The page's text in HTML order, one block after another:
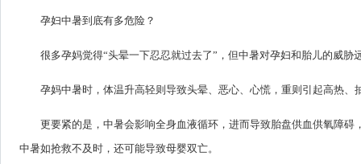
孕妇中暑到底有多危险？
很多孕妈觉得“头晕一下忍忍就过去了”，但中暑对孕妇和胎儿的威胁
孕妈中暑时，体温升高轻则导致头晕、恶心、心慌，重则引起高热、
更要紧的是，中暑会影响全身血液循环，进而导致胎盘供血供氧障
中暑如抢救不及时，还可能导致母婴双亡。